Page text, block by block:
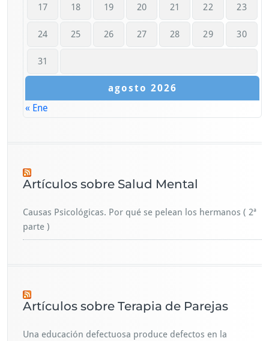
agosto 2026
17 18 19 20 21 22 23
24 25 26 27 28 29 30
31
« Ene
Artículos sobre Salud Mental
Causas Psicológicas. Por qué se pelean los hermanos ( 2ª
parte )
Artículos sobre Terapia de Parejas
Una educación defectuosa produce defectos en la